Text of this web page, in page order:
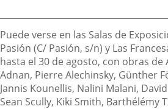
Descripción
Puede verse en las Salas de
Pasión (C/ Pasión, s/n) y Las
hasta el 30 de agosto, con obras de
Adnan, Pierre Alechinsky, Günther
Jannis Kounellis, Nalini Malani,
Sean Scully, Kiki Smith, Barthélémy